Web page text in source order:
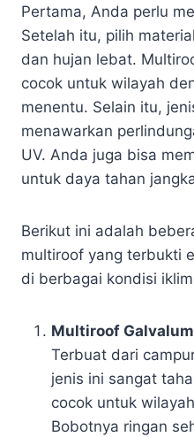
Pertama, Anda perlu
Setelah itu, pilih
dan hujan lebat.
cocok untuk wilayah
menentu. Selain itu,
menawarkan
UV. Anda juga bisa
untuk daya tahan
Berikut ini adalah
multiroof yang terbukti
di berbagai kondisi
Multiroof
Terbuat dari
jenis ini sangat
cocok untuk
Bobotnya ringan